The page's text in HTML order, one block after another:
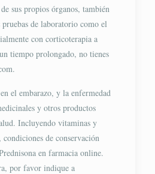
sus propios órganos, también
de laboratorio como el
con corticoterapia a
tiempo prolongado, no tienes
el embarazo, y la enfermedad
y otros productos
Incluyendo vitaminas y
condiciones de conservación
en farmacia online.
por favor indique a